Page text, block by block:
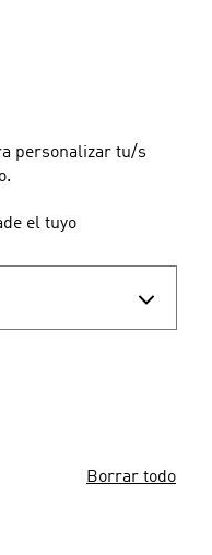
personalizar tu/s
el tuyo
Borrar todo